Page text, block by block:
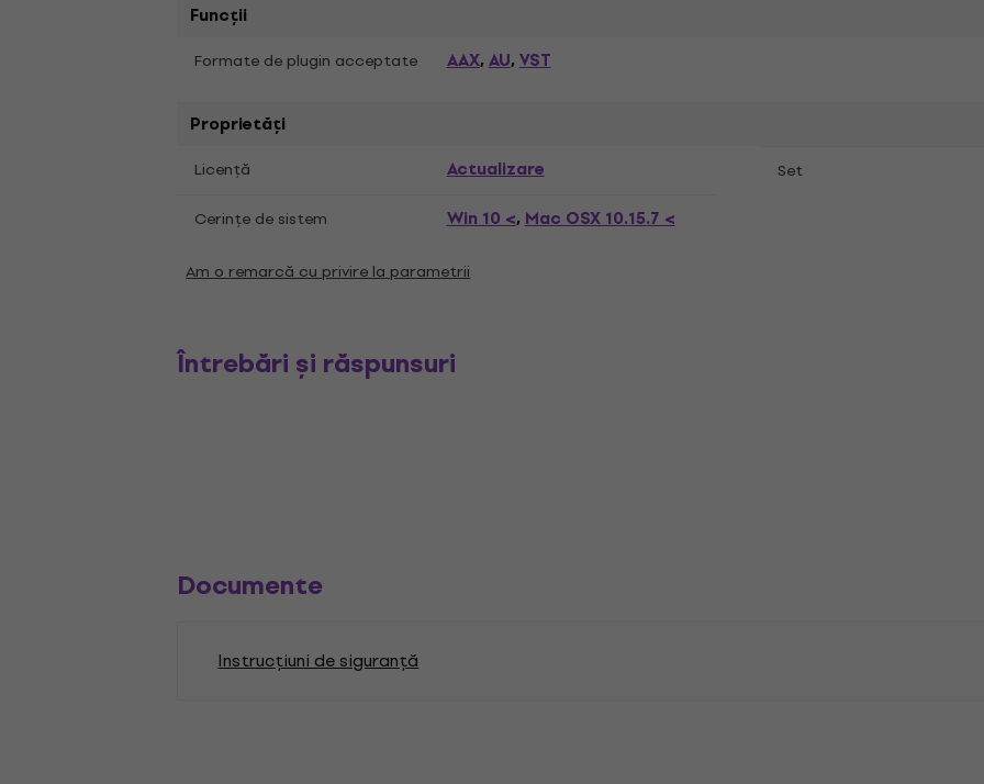
Funcții
Formate de plugin acceptate AAX,AU,VST
Proprietăți
Licență Actualizare Set
Cerințe de sistem
Win 10 <,Mac OSX 10.15.7 <
Am o remarcă cu privire la parametrii
Întrebări și răspunsuri
Documente
Instrucțiuni de siguranță